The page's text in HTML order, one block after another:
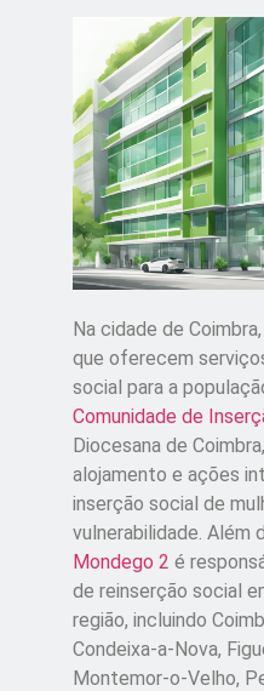
Na cidade de
que oferecem
social para a
Comunidade de
Diocesana de
alojamento e ações
inserção social de
vulnerabilidade. Além
Mondego 2 é
de reinserção social
região, incluindo
Condeixa-a-Nova,
Montemor-o-Velho,